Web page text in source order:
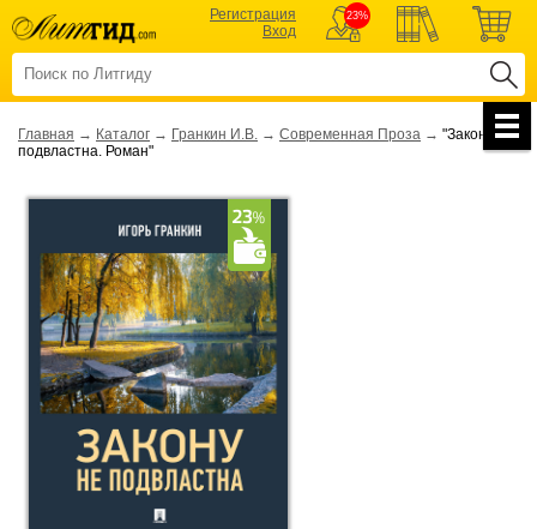
Регистрация
Вход
23%
Главная → Каталог → Гранкин И.В. → Современная Проза → "Закону не
подвластна. Роман"